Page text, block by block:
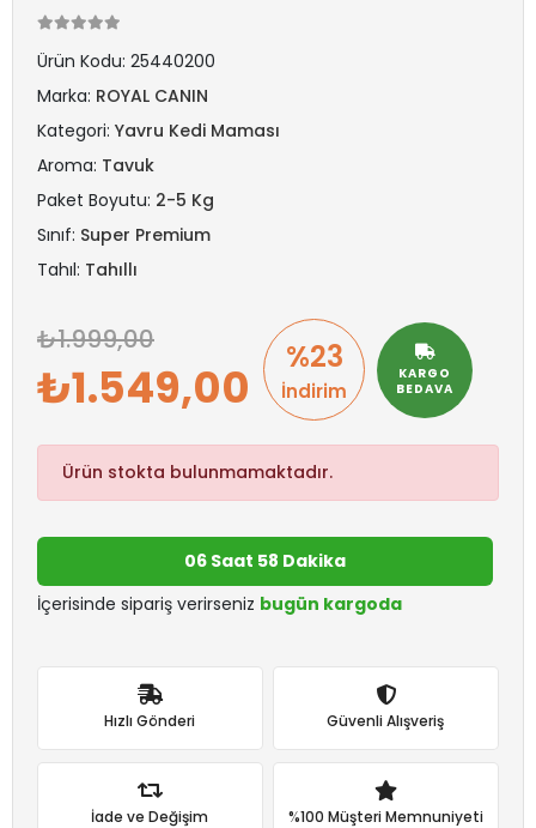
Ürün Kodu: 25440200
Marka: ROYAL CANIN
Kategori: Yavru Kedi Maması
Aroma: Tavuk
Paket Boyutu: 2-5 Kg
Sınıf: Super Premium
Tahıl: Tahıllı
KARGO
BEDAVA
%23
İndirim
1.999,00
1.549,00
Ürün stokta bulunmamaktadır.
06 Saat 58 Dakika
İçerisinde sipariş verirseniz bugün kargoda
Hızlı Gönderi Güvenli Alışveriş
İade ve Değişim %100 Müşteri Memnuniyeti